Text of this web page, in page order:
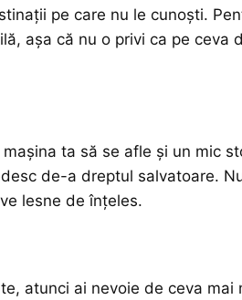
pe care nu le cunoști.
așa că nu o privi ca pe ceva
ta să se afle și un mic
de-a dreptul salvatoare.
lesne de înțeles.
atunci ai nevoie de ceva mai